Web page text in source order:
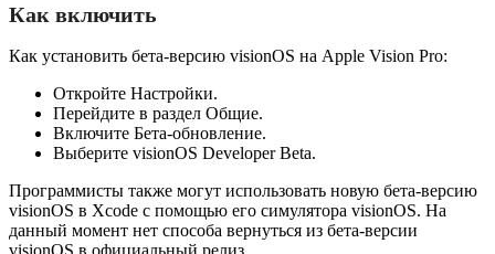
Как включить
Как установить бета-версию visionOS на Apple Vision Pro:
Откройте Настройки.
Перейдите в раздел Общие.
Включите Бета-обновление.
Выберите visionOS Developer Beta.
Программисты также могут использовать новую бета-версию
visionOS в Xcode с помощью его симулятора visionOS. На
данный момент нет способа вернуться из бета-версии
visionOS в официальный релиз.